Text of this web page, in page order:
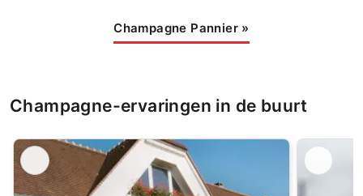
Champagne Pannier »
Champagne-ervaringen in de buurt